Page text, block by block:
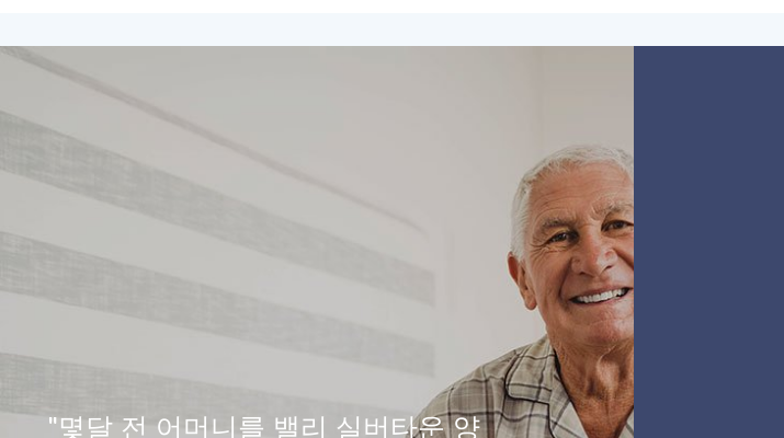
"몇달 전 어머니를 밸리 실버타운 양